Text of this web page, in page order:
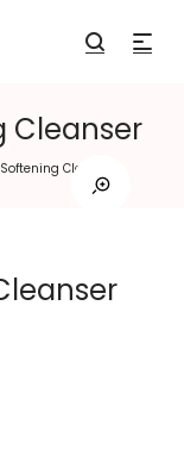
Cleanser
Cleanser